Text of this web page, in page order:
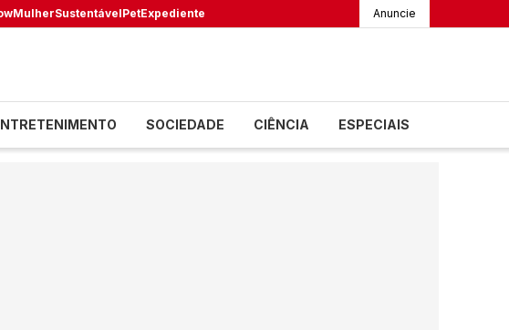
MulherSustentávelPetExpediente Anuncie
SOCIEDADE CIÊNCIA ESPECIAIS